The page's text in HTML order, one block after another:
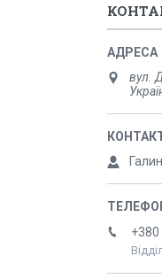
вул.